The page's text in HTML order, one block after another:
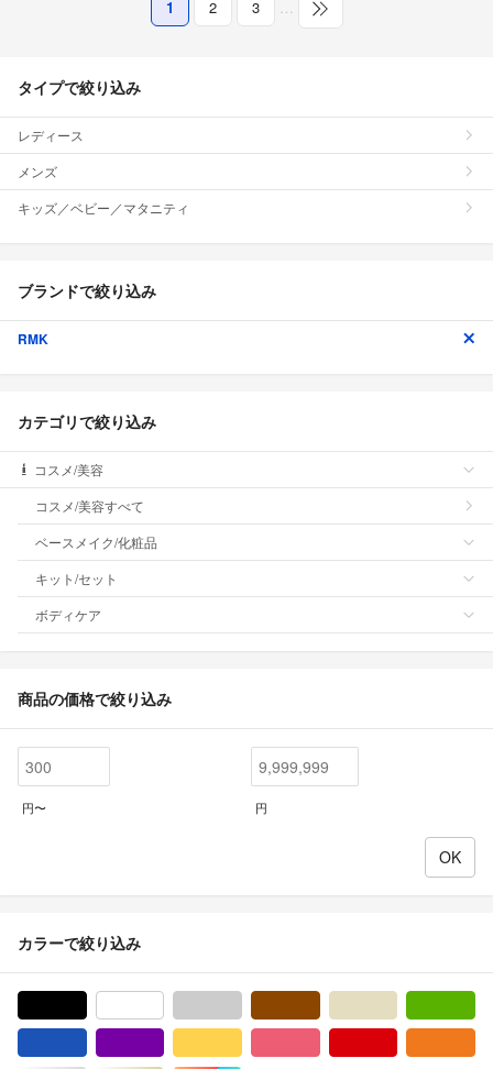
1 2 3 …
タイプで絞り込み
レディース
メンズ
キッズ／ベビー／マタニティ
ブランドで絞り込み
RMK
カテゴリで絞り込み
コスメ/美容
コスメ/美容すべて
ベースメイク/化粧品
キット/セット
ボディケア
商品の価格で絞り込み
円〜 円
カラーで絞り込み